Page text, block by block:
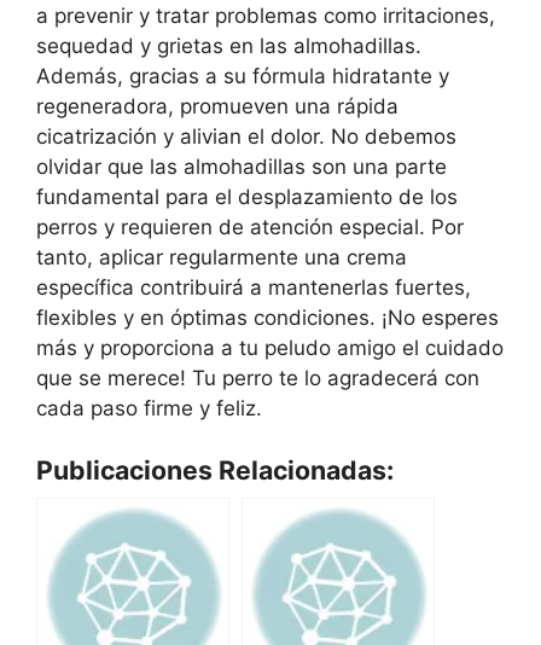
a prevenir y tratar problemas como irritaciones,
sequedad y grietas en las almohadillas.
Además, gracias a su fórmula hidratante y
regeneradora, promueven una rápida
cicatrización y alivian el dolor. No debemos
olvidar que las almohadillas son una parte
fundamental para el desplazamiento de los
perros y requieren de atención especial. Por
tanto, aplicar regularmente una crema
específica contribuirá a mantenerlas fuertes,
flexibles y en óptimas condiciones. ¡No esperes
más y proporciona a tu peludo amigo el cuidado
que se merece! Tu perro te lo agradecerá con
cada paso firme y feliz.
Publicaciones Relacionadas: